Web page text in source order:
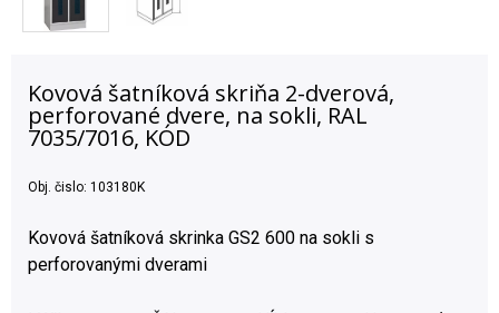
Kovová šatníková skriňa 2-dverová,
perforované dvere, na sokli, RAL
7035/7016, KÓD
Obj. čislo: 103180K
Kovová šatníková skrinka GS2 600 na sokli s
perforovanými dverami